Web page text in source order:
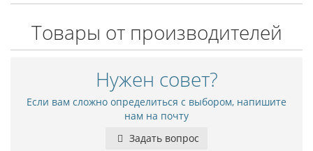
Товары от производителей
Нужен совет?
Если вам сложно определиться с выбором, напишите
нам на почту
Задать вопрос